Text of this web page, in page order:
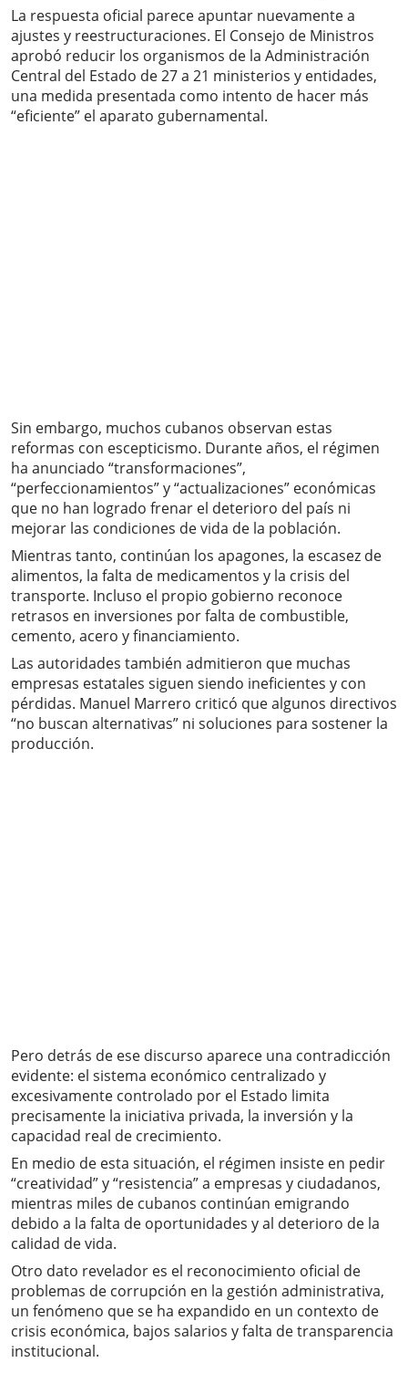
La respuesta oficial parece apuntar nuevamente a
ajustes y reestructuraciones. El Consejo de Ministros
aprobó reducir los organismos de la Administración
Central del Estado de 27 a 21 ministerios y entidades,
una medida presentada como intento de hacer más
“eficiente” el aparato gubernamental.
Sin embargo, muchos cubanos observan estas
reformas con escepticismo. Durante años, el régimen
ha anunciado “transformaciones”,
“perfeccionamientos” y “actualizaciones” económicas
que no han logrado frenar el deterioro del país ni
mejorar las condiciones de vida de la población.
Mientras tanto, continúan los apagones, la escasez de
alimentos, la falta de medicamentos y la crisis del
transporte. Incluso el propio gobierno reconoce
retrasos en inversiones por falta de combustible,
cemento, acero y financiamiento.
Las autoridades también admitieron que muchas
empresas estatales siguen siendo ineficientes y con
pérdidas. Manuel Marrero criticó que algunos directivos
“no buscan alternativas” ni soluciones para sostener la
producción.
Pero detrás de ese discurso aparece una contradicción
evidente: el sistema económico centralizado y
excesivamente controlado por el Estado limita
precisamente la iniciativa privada, la inversión y la
capacidad real de crecimiento.
En medio de esta situación, el régimen insiste en pedir
“creatividad” y “resistencia” a empresas y ciudadanos,
mientras miles de cubanos continúan emigrando
debido a la falta de oportunidades y al deterioro de la
calidad de vida.
Otro dato revelador es el reconocimiento oficial de
problemas de corrupción en la gestión administrativa,
un fenómeno que se ha expandido en un contexto de
crisis económica, bajos salarios y falta de transparencia
institucional.